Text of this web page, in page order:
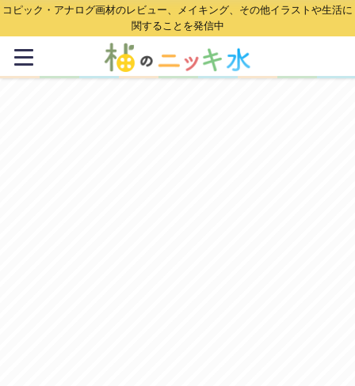
コピック・アナログ画材のレビュー、メイキング、その他イラストや生活に
関することを発信中